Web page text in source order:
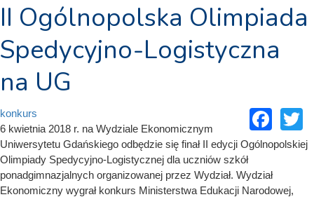
II Ogólnopolska Olimpiada
Spedycyjno-Logistyczna
na UG
konkurs
6 kwietnia 2018 r. na Wydziale Ekonomicznym
Uniwersytetu Gdańskiego odbędzie się finał II edycji Ogólnopolskiej
Olimpiady Spedycyjno-Logistycznej dla uczniów szkół
ponadgimnazjalnych organizowanej przez Wydział. Wydział
Ekonomiczny wygrał konkurs Ministerstwa Edukacji Narodowej,